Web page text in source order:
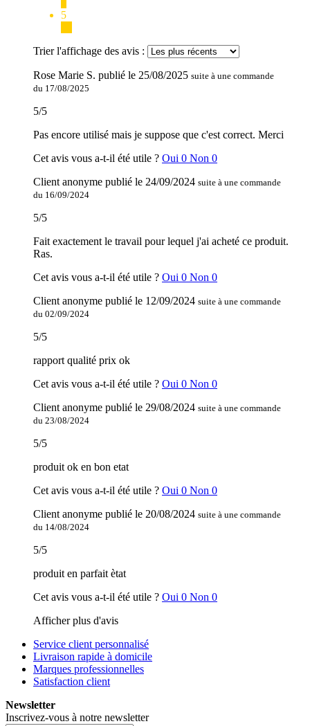
5
Trier l'affichage des avis :
Rose Marie S. publié le 25/08/2025 suite à une commande
du 17/08/2025
5/5
Pas encore utilisé mais je suppose que c'est correct. Merci
Cet avis vous a-t-il été utile ? Oui 0 Non 0
Client anonyme publié le 24/09/2024 suite à une commande
du 16/09/2024
5/5
Fait exactement le travail pour lequel j'ai acheté ce produit.
Ras.
Cet avis vous a-t-il été utile ? Oui 0 Non 0
Client anonyme publié le 12/09/2024 suite à une commande
du 02/09/2024
5/5
rapport qualité prix ok
Cet avis vous a-t-il été utile ? Oui 0 Non 0
Client anonyme publié le 29/08/2024 suite à une commande
du 23/08/2024
5/5
produit ok en bon etat
Cet avis vous a-t-il été utile ? Oui 0 Non 0
Client anonyme publié le 20/08/2024 suite à une commande
du 14/08/2024
5/5
produit en parfait ètat
Cet avis vous a-t-il été utile ? Oui 0 Non 0
Afficher plus d'avis
Service client personnalisé
Livraison rapide à domicile
Marques professionnelles
Satisfaction client
Newsletter
Inscrivez-vous à notre newsletter